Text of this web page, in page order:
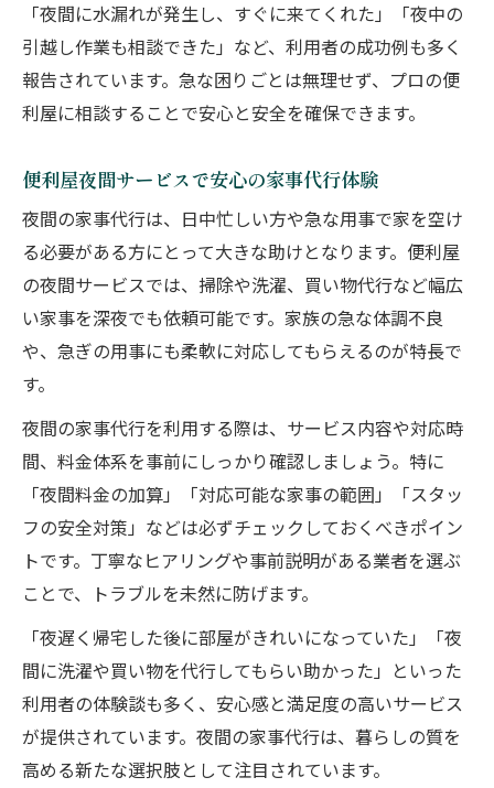
「夜間に水漏れが発生し、すぐに来てくれた」「夜中の
引越し作業も相談できた」など、利用者の成功例も多く
報告されています。急な困りごとは無理せず、プロの便
利屋に相談することで安心と安全を確保できます。
便利屋夜間サービスで安心の家事代行体験
夜間の家事代行は、日中忙しい方や急な用事で家を空け
る必要がある方にとって大きな助けとなります。便利屋
の夜間サービスでは、掃除や洗濯、買い物代行など幅広
い家事を深夜でも依頼可能です。家族の急な体調不良
や、急ぎの用事にも柔軟に対応してもらえるのが特長で
す。
夜間の家事代行を利用する際は、サービス内容や対応時
間、料金体系を事前にしっかり確認しましょう。特に
「夜間料金の加算」「対応可能な家事の範囲」「スタッ
フの安全対策」などは必ずチェックしておくべきポイン
トです。丁寧なヒアリングや事前説明がある業者を選ぶ
ことで、トラブルを未然に防げます。
「夜遅く帰宅した後に部屋がきれいになっていた」「夜
間に洗濯や買い物を代行してもらい助かった」といった
利用者の体験談も多く、安心感と満足度の高いサービス
が提供されています。夜間の家事代行は、暮らしの質を
高める新たな選択肢として注目されています。